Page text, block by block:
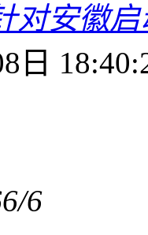
对安徽
日
6/6